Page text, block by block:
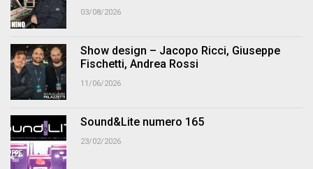
03/08/2026
Show design – Jacopo Ricci, Giuseppe
Fischetti, Andrea Rossi
11/06/2026
Sound&Lite numero 165
23/02/2026